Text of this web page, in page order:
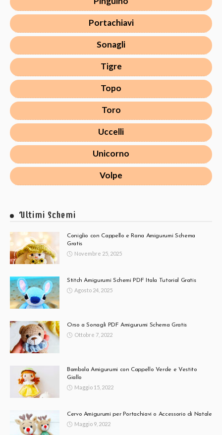
Portachiavi
Sonagli
Tigre
Topo
Toro
Uccelli
Unicorno
Volpe
Ultimi Schemi
Coniglio con Cappello e Rana Amigurumi Schema
Gratis
Novembre 25, 2025
Stitch Amigurumi Schemi PDF Itala Tutorial Gratis
Agosto 24, 2025
Orso a Sonagli PDF Amigurumi Schema Gratis
Ottobre 7, 2022
Bambola Amigurumi con Cappello Verde e Vestito
Giallo
Maggio 15, 2022
Cervo Amigurumi per Portachiavi o Accessorio di Natale
Maggio 9, 2022